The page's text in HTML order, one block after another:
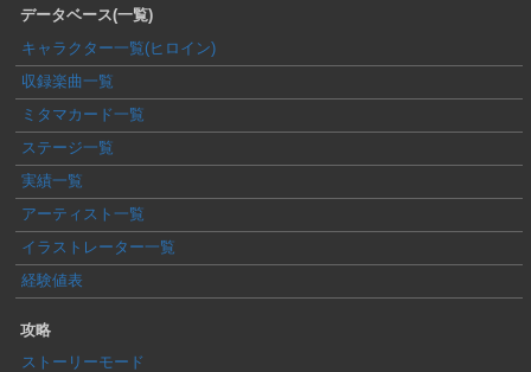
データベース(一覧)
キャラクター一覧(ヒロイン)
収録楽曲一覧
ミタマカード一覧
ステージ一覧
実績一覧
アーティスト一覧
イラストレーター一覧
経験値表
攻略
ストーリーモード